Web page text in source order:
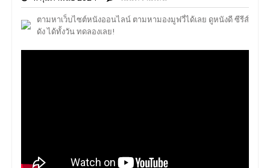
ตามหาเว็บไซต์หนังออนไลน์ ตามหามองมูฟวี่ได้เลย ดูหนังดี ซีรีส์
ดัง ได้ทั้งวัน ทดลองเลย!